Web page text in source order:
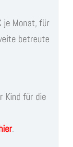
je Monat, für
betreute
Kind für die
.